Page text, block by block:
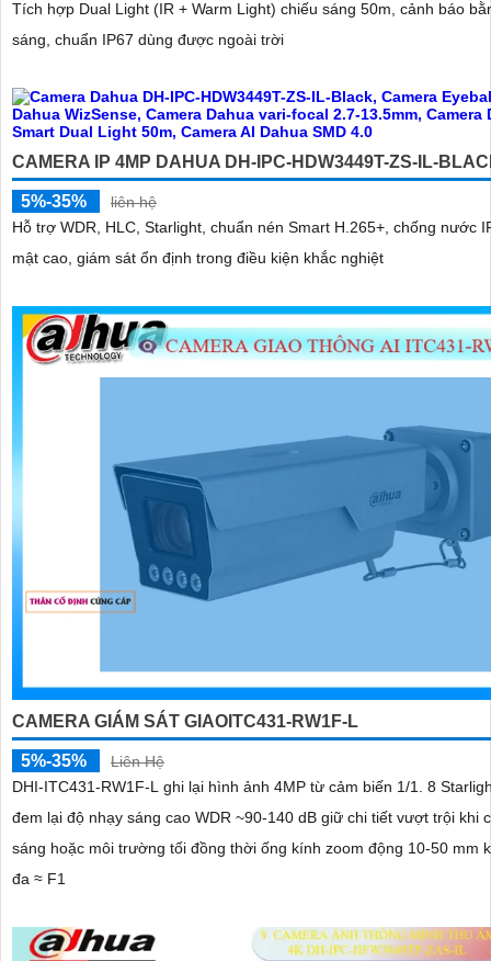
Tích hợp Dual Light (IR + Warm Light) chiếu sáng 50m, cảnh báo
sáng, chuẩn IP67 dùng được ngoài trời
CAMERA IP 4MP DAHUA DH-IPC-HDW3449T-ZS-IL-
5%-35%
liên hệ
Hỗ trợ WDR, HLC, Starlight, chuẩn nén Smart H.265+, chống nước
mật cao, giám sát ổn định trong điều kiện khắc nghiệt
CAMERA GIÁM SÁT GIAOITC431-RW1F-L
5%-35%
Liên Hệ
DHI-ITC431-RW1F-L ghi lại hình ảnh 4MP từ cảm biến 1/1. 8
đem lại độ nhạy sáng cao WDR ~90-140 dB giữ chi tiết vượt trội khi
sáng hoặc môi trường tối đồng thời ống kính zoom động 10-50 mm
đa ≈ F1